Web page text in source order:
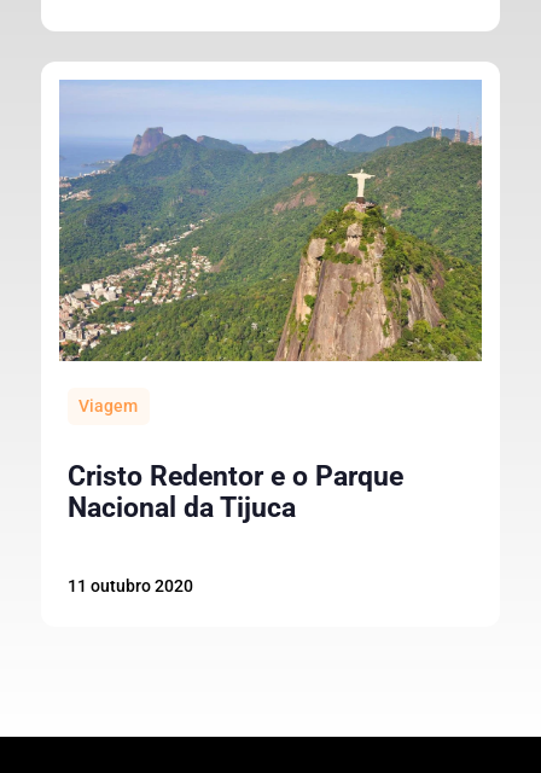
Viagem
Cristo Redentor e o Parque
Nacional da Tijuca
11 outubro 2020